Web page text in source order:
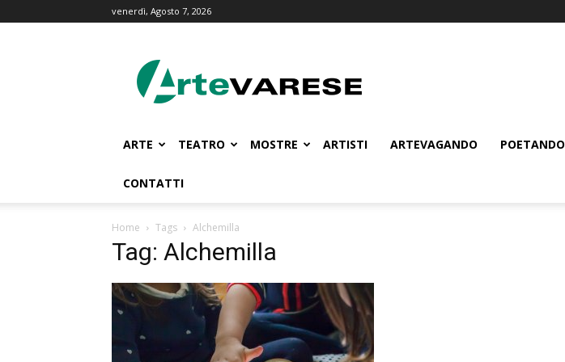
venerdì, Agosto 7, 2026
ARTE TEATRO MOSTRE ARTISTI ARTEVAGANDO POETANDO
CONTATTI
Home Tags Alchemilla
Tag: Alchemilla